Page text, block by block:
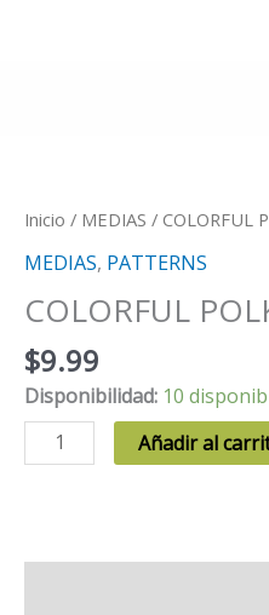
Inicio / MEDIAS / COLORFUL
MEDIAS, PATTERNS
COLORFUL
$9.99
Disponibilidad: 10
COLORFUL
POLKA
Añadir al